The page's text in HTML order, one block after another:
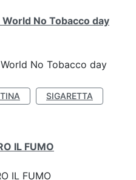
No Tobacco day
No Tobacco day
SIGARETTA
IL FUMO
IL FUMO